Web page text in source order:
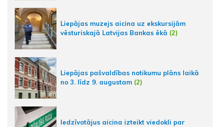
Liepājas muzejs aicina uz ekskursijām
vēsturiskajā Latvijas Bankas ēkā (2)
Liepājas pašvaldības notikumu plāns laikā
no 3. līdz 9. augustam (2)
Iedzīvotājus aicina izteikt viedokli par